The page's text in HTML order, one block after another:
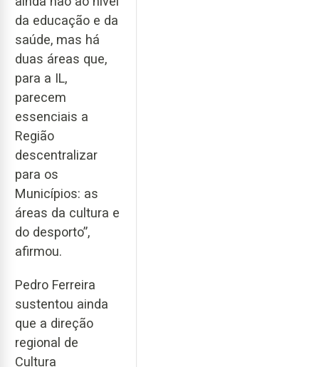
da educação e da
saúde, mas há
duas áreas que,
para a IL,
parecem
essenciais a
Região
descentralizar
para os
Municípios: as
áreas da cultura e
do desporto”,
afirmou.
Pedro Ferreira
sustentou ainda
que a direção
regional de
Cultura